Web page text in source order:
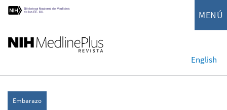
MENÚ
English
Embarazo